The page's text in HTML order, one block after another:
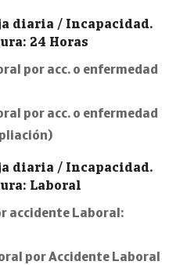
diaria / Incapacidad.
24 Horas
por acc. o enfermedad
por acc. o enfermedad
diaria / Incapacidad.
Laboral
accidente Laboral:
por Accidente Laboral